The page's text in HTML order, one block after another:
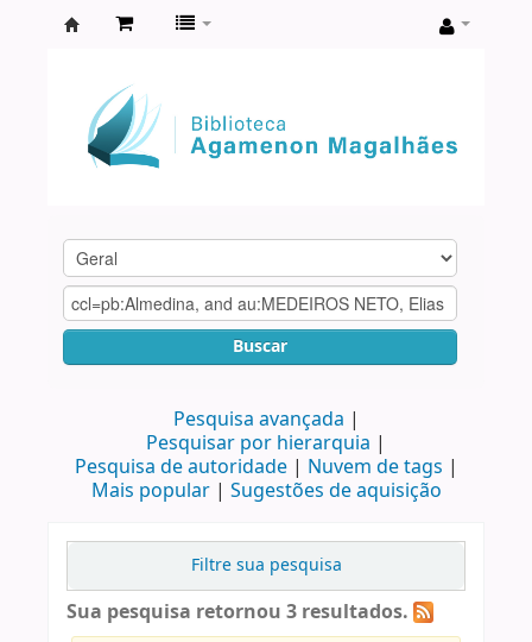
Agamenon
Magalhães
Buscar
Pesquisa avançada
Pesquisar por hierarquia
Pesquisa de autoridade
Nuvem de tags
Mais popular
Sugestões de aquisição
Filtre sua pesquisa
Sua pesquisa retornou 3 resultados.